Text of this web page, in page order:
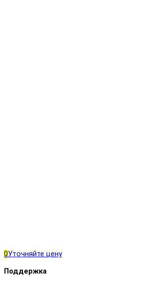
0Уточняйте цену
Поддержка